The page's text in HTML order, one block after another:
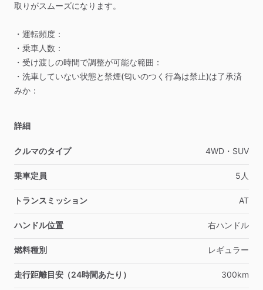
取りがスムーズになります。
・運転頻度：
・乗車人数：
・受け渡しの時間で調整が可能な範囲：
・洗車していない状態と禁煙(匂いのつく行為は禁止)は了承済
みか：
詳細
クルマのタイプ 4WD・SUV
乗車定員 5人
トランスミッション AT
ハンドル位置 右ハンドル
燃料種別 レギュラー
走行距離目安（24時間あたり） 300km